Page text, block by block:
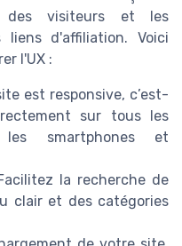
visiteurs et les
d'affiliation. Voici
l'UX :
est responsive, c’est-
sur tous les
les smartphones et
la recherche de
clair et des catégories